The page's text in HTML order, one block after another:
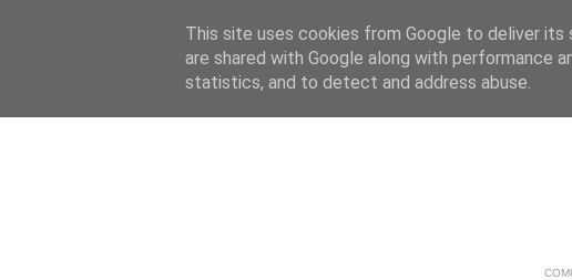
This site uses cookies from Google to deliver its
are shared with Google along with performance
statistics, and to detect and address abuse.